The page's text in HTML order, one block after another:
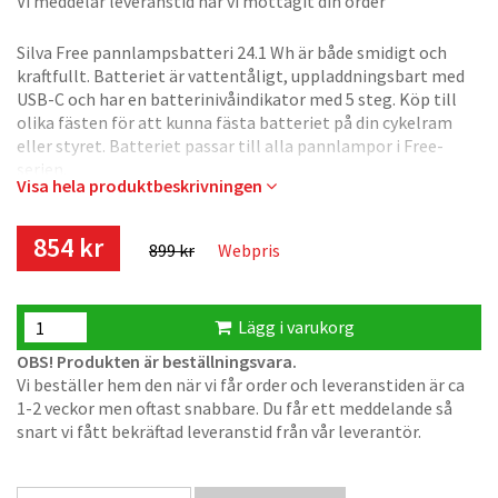
Silva Free pannlampsbatteri 24.1 Wh är både smidigt och
kraftfullt. Batteriet är vattentåligt, uppladdningsbart med
USB-C och har en batterinivåindikator med 5 steg. Köp till
olika fästen för att kunna fästa batteriet på din cykelram
eller styret. Batteriet passar till alla pannlampor i Free-
Visa hela produktbeskrivningen
854 kr 899 kr Webpris
Lägg i varukorg
OBS! Produkten är beställningsvara.
Vi beställer hem den när vi får order och leveranstiden är ca
1-2 veckor men oftast snabbare. Du får ett meddelande så
snart vi fått bekräftad leveranstid från vår leverantör.